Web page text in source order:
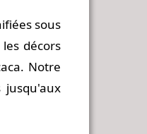
sous
décors
Notre
jusqu'aux